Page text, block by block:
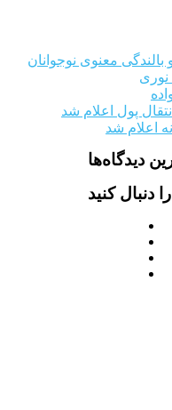
بالندگی معنوی نوجوانان
نوری
پول اعلام شد
اعلام شد
دیدگاه‌ها
دنبال کنید